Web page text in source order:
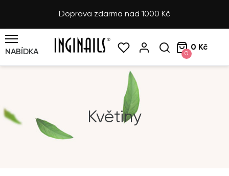
Doprava zdarma nad 1000 Kč
NABÍDKA 0
0 Kč
Květiny